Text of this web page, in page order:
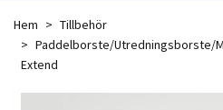
Hem
Tillbehör
Paddelborste/Utredningsborste/
Extend